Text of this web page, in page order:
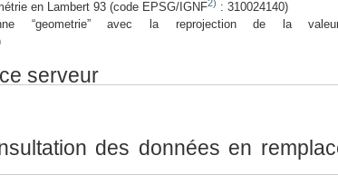
en Lambert 93 (code EPSG/IGNF2) : 310024140)
“geometrie” avec la reprojection de la
serveur
des données en